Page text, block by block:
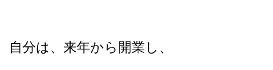
自分は、来年から開業し、